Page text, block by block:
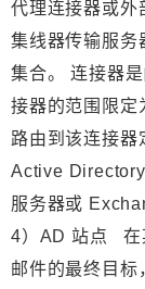
代理连接器或
集线器传输服
集合。 连接器
接器的范围限定
路由到该连接器
Active
服务器或
4）AD 站点 在
邮件的最终目